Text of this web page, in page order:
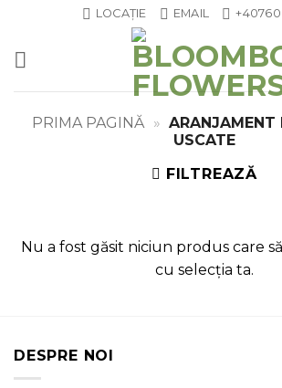
content
LOCAȚIE EMAIL
PRIMA PAGINĂ » ARANJAMENT
USCATE
FILTREAZĂ
Nu a fost găsit niciun produs care
cu selecția ta.
DESPRE NOI